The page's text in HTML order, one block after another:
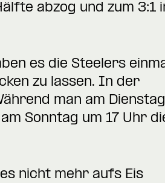
abzog und zum 3:1
es die Steelers
zu lassen. In der
man am
Sonntag um 17 Uhr
nicht mehr aufs Eis